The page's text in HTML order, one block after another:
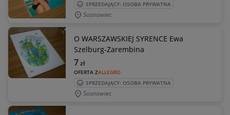
SPRZEDAJĄCY: OSOBA PRYWATNA
Sosnowiec
O WARSZAWSKIEJ SYRENCE Ewa
Szelburg-Zarembina
OFERTA ZALLEGRO
7zł
SPRZEDAJĄCY: OSOBA PRYWATNA
Sosnowiec